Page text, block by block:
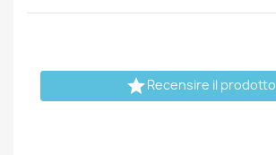
Recensire il prodotto